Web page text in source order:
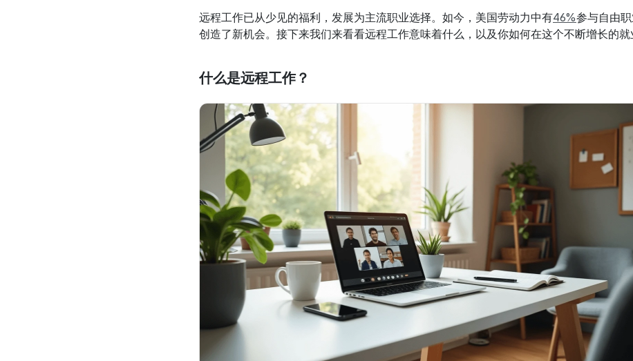
远程工作已从少见的福利，发展为主流职业选择。如今，美国劳动力中有46%参与自由
创造了新机会。接下来我们来看看远程工作意味着什么，以及你如何在这个不断增长的就
什么是远程工作？